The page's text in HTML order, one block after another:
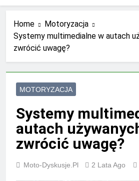
Home
Motoryzacja
Systemy multimedialne w autach
zwrócić uwagę?
MOTORYZACJA
Systemy
autach
zwrócić uwagę?
Moto-Dyskusje.pl 2 Lata Ago